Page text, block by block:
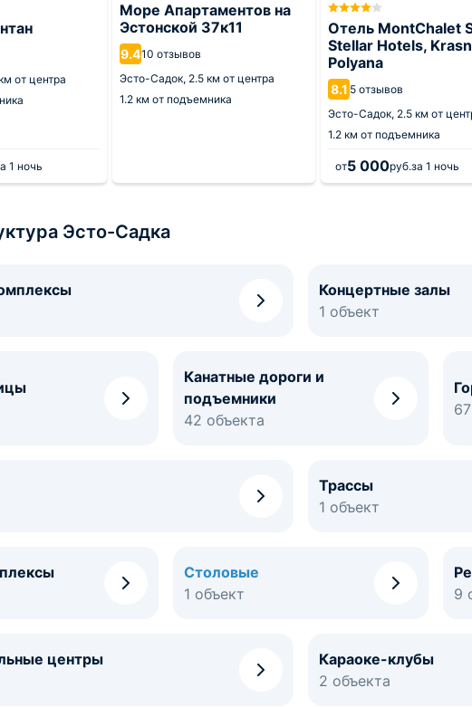
от центра
1 ночь
Море Апартаментов на
Эстонской 37к11
9.410 отзывов
Эсто-Садок, 2.5 км от центра
1.2 км от подъемника
Отель MontChalet
Stellar Hotels,
Polyana
8.1 5 отзывов
Эсто-Садок, 2.5 км от
1.2 км от подъемника
от5 000руб.за 1 ночь
Эсто-Садка
Концертные залы
1 объект
Канатные дороги и
подъемники
42 объекта
Трассы
1 объект
Столовые
1 объект
9
центры
Караоке-клубы
2 объекта